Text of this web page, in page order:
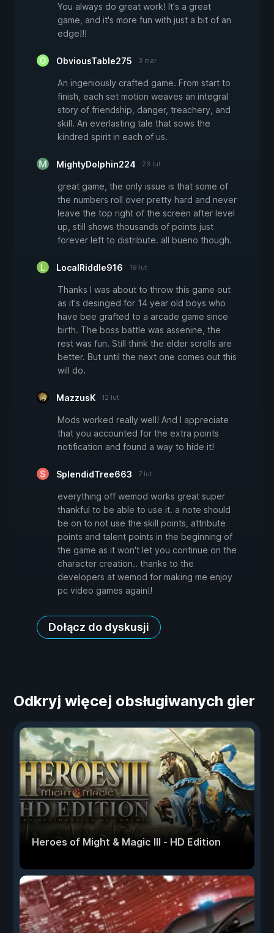
You always do great work! It's a great
game, and it's more fun with just a bit of an
edge!!!
ObviousTable275 3 mar
An ingeniously crafted game. From start to
finish, each set motion weaves an integral
story of friendship, danger, treachery, and
skill. An everlasting tale that sows the
kindred spirit in each of us.
MightyDolphin224 23 lut
great game, the only issue is that some of
the numbers roll over pretty hard and never
leave the top right of the screen after level
up, still shows thousands of points just
forever left to distribute. all bueno though.
LocalRiddle916 19 lut
Thanks I was about to throw this game out
as it's desinged for 14 year old boys who
have bee grafted to a arcade game since
birth. The boss battle was assenine, the
rest was fun. Still think the elder scrolls are
better. But until the next one comes out this
will do.
MazzusK 12 lut
Mods worked really well! And I appreciate
that you accounted for the extra points
notification and found a way to hide it!
SplendidTree663 7 lut
everything off wemod works great super
thankful to be able to use it. a note should
be on to not use the skill points, attribute
points and talent points in the beginning of
the game as it won't let you continue on the
character creation.. thanks to the
developers at wemod for making me enjoy
pc video games again!!
Dołącz do dyskusji
Odkryj więcej obsługiwanych gier
Heroes of Might & Magic III - HD Edition